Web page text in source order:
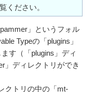
ください。
」というフォル
Typeの「plugins」
す（「plugins」ディ
」ディレクトリができ
クトリの中の「mt-